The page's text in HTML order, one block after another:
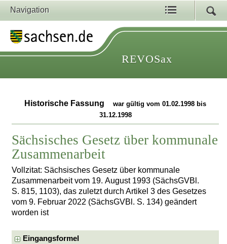
Navigation
REVOSax
Historische Fassung
war gültig vom 01.02.1998 bis
31.12.1998
Sächsisches Gesetz über kommunale
Zusammenarbeit
Vollzitat: Sächsisches Gesetz über kommunale
Zusammenarbeit vom 19. August 1993 (SächsGVBl.
S. 815, 1103), das zuletzt durch Artikel 3 des Gesetzes
vom 9. Februar 2022 (SächsGVBl. S. 134) geändert
worden ist
Eingangsformel